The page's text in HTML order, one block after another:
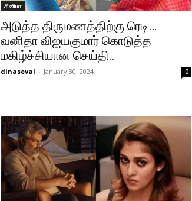
சினிமா
அடுத்த திருமணத்திற்கு ரெடி…
வனிதா விஜயகுமார் கொடுத்த
மகிழ்ச்சியான செய்தி..
dinaseval - January 30, 2024 0